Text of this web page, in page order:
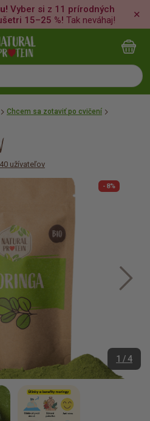
Vyber si z 11 prírodných
15–25 %! Tak neváhaj!
✕
Chcem sa zotaviť po cvičení
užívateľov
-8%
1 / 4